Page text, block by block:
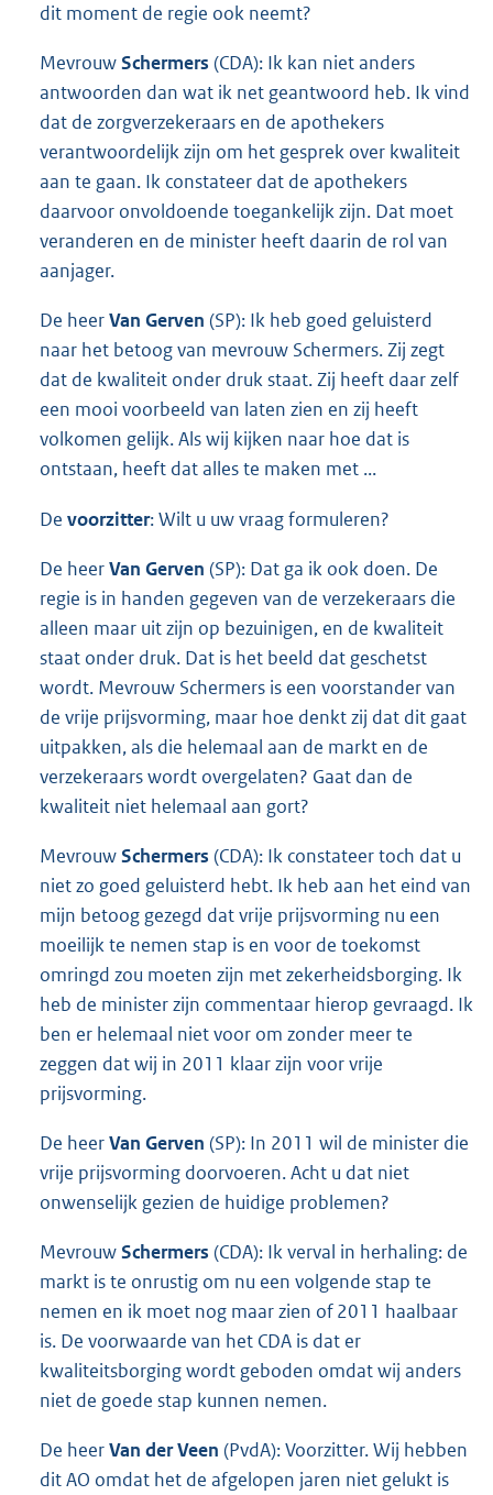
dit moment de regie ook neemt?
MevrouwSchermers (CDA): Ik kan niet anders
antwoorden dan wat ik net geantwoord heb. Ik vind
dat de zorgverzekeraars en de apothekers
verantwoordelijk zijn om het gesprek over kwaliteit
aan te gaan. Ik constateer dat de apothekers
daarvoor onvoldoende toegankelijk zijn. Dat moet
veranderen en de minister heeft daarin de rol van
aanjager.
De heerVan Gerven (SP): Ik heb goed geluisterd
naar het betoog van mevrouw Schermers. Zij zegt
dat de kwaliteit onder druk staat. Zij heeft daar zelf
een mooi voorbeeld van laten zien en zij heeft
volkomen gelijk. Als wij kijken naar hoe dat is
ontstaan, heeft dat alles te maken met ...
De voorzitter: Wilt u uw vraag formuleren?
De heerVan Gerven (SP): Dat ga ik ook doen. De
regie is in handen gegeven van de verzekeraars die
alleen maar uit zijn op bezuinigen, en de kwaliteit
staat onder druk. Dat is het beeld dat geschetst
wordt. Mevrouw Schermers is een voorstander van
de vrije prijsvorming, maar hoe denkt zij dat dit gaat
uitpakken, als die helemaal aan de markt en de
verzekeraars wordt overgelaten? Gaat dan de
kwaliteit niet helemaal aan gort?
MevrouwSchermers (CDA): Ik constateer toch dat u
niet zo goed geluisterd hebt. Ik heb aan het eind van
mijn betoog gezegd dat vrije prijsvorming nu een
moeilijk te nemen stap is en voor de toekomst
omringd zou moeten zijn met zekerheidsborging. Ik
heb de minister zijn commentaar hierop gevraagd. Ik
ben er helemaal niet voor om zonder meer te
zeggen dat wij in 2011 klaar zijn voor vrije
prijsvorming.
De heerVan Gerven (SP): In 2011 wil de minister die
vrije prijsvorming doorvoeren. Acht u dat niet
onwenselijk gezien de huidige problemen?
MevrouwSchermers (CDA): Ik verval in herhaling: de
markt is te onrustig om nu een volgende stap te
nemen en ik moet nog maar zien of 2011 haalbaar
is. De voorwaarde van het CDA is dat er
kwaliteitsborging wordt geboden omdat wij anders
niet de goede stap kunnen nemen.
De heerVan der Veen (PvdA): Voorzitter. Wij hebben
dit AO omdat het de afgelopen jaren niet gelukt is